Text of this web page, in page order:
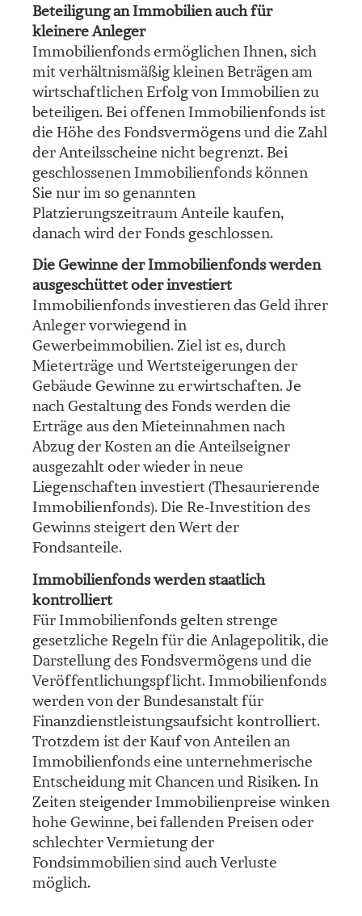
Beteiligung an Immobilien auch für
kleinere Anleger
Immobilienfonds ermöglichen Ihnen, sich
mit verhältnismäßig kleinen Beträgen am
wirtschaftlichen Erfolg von Immobilien zu
beteiligen. Bei offenen Immobilienfonds ist
die Höhe des Fondsvermögens und die Zahl
der Anteilsscheine nicht begrenzt. Bei
geschlossenen Immobilienfonds können
Sie nur im so genannten
Platzierungszeitraum Anteile kaufen,
danach wird der Fonds geschlossen.
Die Gewinne der Immobilienfonds werden
ausgeschüttet oder investiert
Immobilienfonds investieren das Geld ihrer
Anleger vorwiegend in
Gewerbeimmobilien. Ziel ist es, durch
Mieterträge und Wertsteigerungen der
Gebäude Gewinne zu erwirtschaften. Je
nach Gestaltung des Fonds werden die
Erträge aus den Mieteinnahmen nach
Abzug der Kosten an die Anteilseigner
ausgezahlt oder wieder in neue
Liegenschaften investiert (Thesaurierende
Immobilienfonds). Die Re-Investition des
Gewinns steigert den Wert der
Fondsanteile.
Immobilienfonds werden staatlich
kontrolliert
Für Immobilienfonds gelten strenge
gesetzliche Regeln für die Anlagepolitik, die
Darstellung des Fondsvermögens und die
Veröffentlichungspflicht. Immobilienfonds
werden von der Bundesanstalt für
Finanzdienstleistungsaufsicht kontrolliert.
Trotzdem ist der Kauf von Anteilen an
Immobilienfonds eine unternehmerische
Entscheidung mit Chancen und Risiken. In
Zeiten steigender Immobilienpreise winken
hohe Gewinne, bei fallenden Preisen oder
schlechter Vermietung der
Fondsimmobilien sind auch Verluste
möglich.